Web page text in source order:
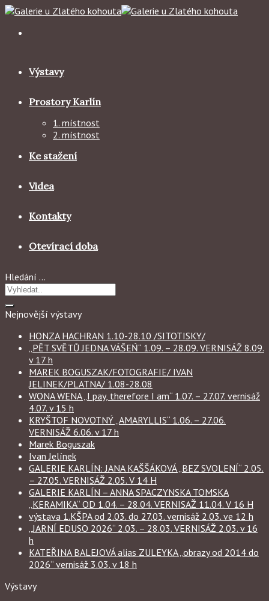
Skip
content
Výstavy
Prostory Karlín
1. místnost
2. místnost
Ke stažení
Videa
Kontakty
Otevírací doba
Hledání …
Nejnovější výstavy
HONZA HACHRAN 1.10-28.10 /SITOTISKY/
„PĚT SVĚTŮ JEDNA VÁŠEŃ“ 1.09. – 28.09. VERNISÁŽ 8.09.
v 17 h
MAREK BOGUSZAK/FOTOGRAFIE/ IVAN
JELINEK/PLATNA/ 1.08-28.08
WONA WENA „I pay, therefore I am“ 1.07. – 27.07. vernisáž
4.07. v 15 h
KRYŠTOF NOVOTNÝ „AMARYLLIS“ 1.06. – 27.06.
VERNISÁŽ 6.06. v 17 h
Marek Boguszak
Ivan Jelínek
GALERIE KARLÍN: JANA KAŠŠÁKOVÁ „BEZ SVOLENÍ“ 2.05.
– 27.05. VERNISÁŽ 2.05. V 14 H
GALERIE KARLÍN – ANNA SPACZYNSKA TOMSKA
„KERAMIKA“ OD 1.04. – 28.04. VERNISAŽ 11.04. V 16 H
výstava 1.KŠPA od 2.03. do 27.03. vernisáž 2.03. ve 12 h
„JARNÍ EDUSO 2026“ 2.03. – 28.03. VERNISÁŽ 2.03. v 16
h
KATEŘINA BALEJOVÁ alias ZULEYKA „obrazy od 2014 do
2026“ vernisáž 3.03. v 18 h
Výstavy